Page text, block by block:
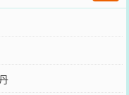
白月光
哦！